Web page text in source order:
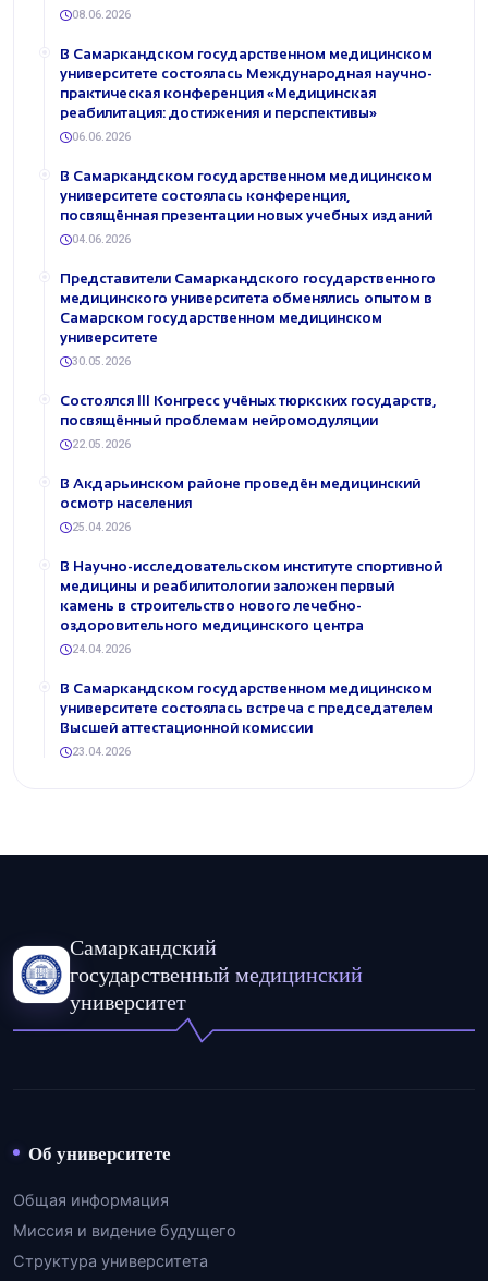
08.06.2026
В Самаркандском государственном медицинском
университете состоялась Международная научно-
практическая конференция «Медицинская
реабилитация: достижения и перспективы»
06.06.2026
В Самаркандском государственном медицинском
университете состоялась конференция,
посвящённая презентации новых учебных изданий
04.06.2026
Представители Самаркандского государственного
медицинского университета обменялись опытом в
Самарском государственном медицинском
университете
30.05.2026
Состоялся III Конгресс учёных тюркских государств,
посвящённый проблемам нейромодуляции
22.05.2026
В Акдарьинском районе проведён медицинский
осмотр населения
25.04.2026
В Научно-исследовательском институте спортивной
медицины и реабилитологии заложен первый
камень в строительство нового лечебно-
оздоровительного медицинского центра
24.04.2026
В Самаркандском государственном медицинском
университете состоялась встреча с председателем
Высшей аттестационной комиссии
23.04.2026
Самаркандский
государственный медицинский
университет
Об университете
Общая информация
Миссия и видение будущего
Структура университета